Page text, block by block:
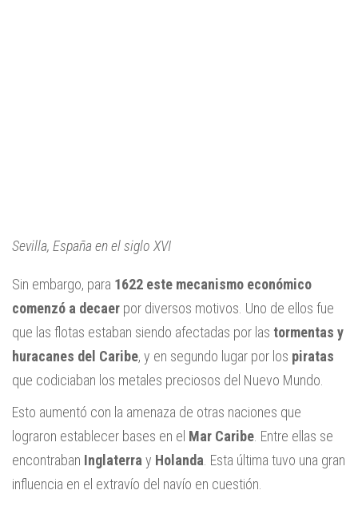
Sevilla, España en el siglo XVI
Sin embargo, para 1622 este mecanismo económico
comenzó a decaer por diversos motivos. Uno de ellos fue
que las flotas estaban siendo afectadas por las tormentas y
huracanes del Caribe, y en segundo lugar por los piratas
que codiciaban los metales preciosos del Nuevo Mundo.
Esto aumentó con la amenaza de otras naciones que
lograron establecer bases en el Mar Caribe . Entre ellas se
encontraban Inglaterra y Holanda . Esta última tuvo una gran
influencia en el extravío del navío en cuestión.